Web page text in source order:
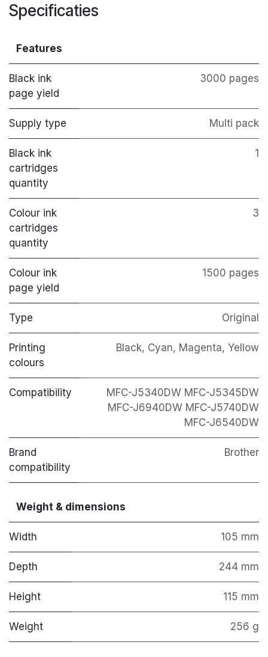
Specificaties
Features
Black ink
page yield
3000 pages
Supply type Multi pack
Black ink
cartridges
quantity
1
Colour ink
cartridges
quantity
3
Colour ink
page yield
1500 pages
Type Original
Printing
colours
Black, Cyan, Magenta, Yellow
Compatibility
MFC-J5340DW MFC-J5345DW
MFC-J6940DW MFC-J5740DW
MFC-J6540DW
Brand
compatibility
Brother
Weight & dimensions
Width 105 mm
Depth 244 mm
Height 115 mm
Weight 256 g